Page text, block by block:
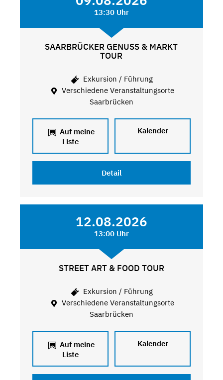
13:30 Uhr
SAARBRÜCKER GENUSS & MARKT
TOUR
Exkursion / Führung
Verschiedene Veranstaltungsorte
Saarbrücken
Auf meine
Liste
Kalender
Detail
12.08.2026
13:00 Uhr
STREET ART & FOOD TOUR
Exkursion / Führung
Verschiedene Veranstaltungsorte
Saarbrücken
Auf meine
Liste
Kalender